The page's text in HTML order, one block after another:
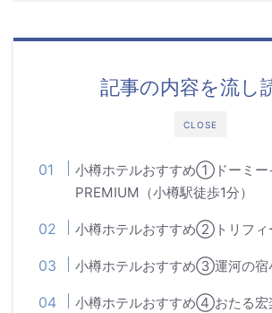
CLOSE
記事の内容を流し
小樽ホテルおすすめ①ドーミー
PREMIUM（小樽駅徒歩1分）
小樽ホテルおすすめ②トリフィ
小樽ホテルおすすめ③運河の宿
小樽ホテルおすすめ④おたる宏